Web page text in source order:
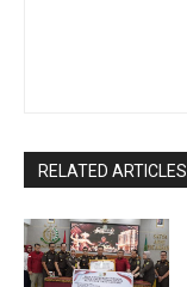
RELATED ARTICLES